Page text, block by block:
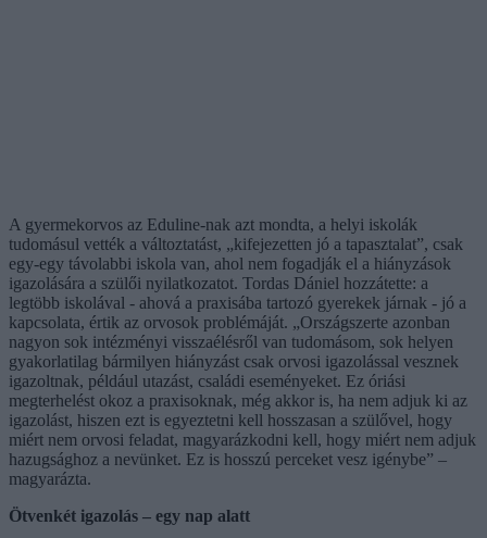
A gyermekorvos az Eduline-nak azt mondta, a helyi iskolák
tudomásul vették a változtatást, „kifejezetten jó a tapasztalat”, csak
egy-egy távolabbi iskola van, ahol nem fogadják el a hiányzások
igazolására a szülői nyilatkozatot. Tordas Dániel hozzátette: a
legtöbb iskolával - ahová a praxisába tartozó gyerekek járnak - jó a
kapcsolata, értik az orvosok problémáját. „Országszerte azonban
nagyon sok intézményi visszaélésről van tudomásom, sok helyen
gyakorlatilag bármilyen hiányzást csak orvosi igazolással vesznek
igazoltnak, például utazást, családi eseményeket. Ez óriási
megterhelést okoz a praxisoknak, még akkor is, ha nem adjuk ki az
igazolást, hiszen ezt is egyeztetni kell hosszasan a szülővel, hogy
miért nem orvosi feladat, magyarázkodni kell, hogy miért nem adjuk
hazugsághoz a nevünket. Ez is hosszú perceket vesz igénybe” –
magyarázta.
Ötvenkét igazolás – egy nap alatt